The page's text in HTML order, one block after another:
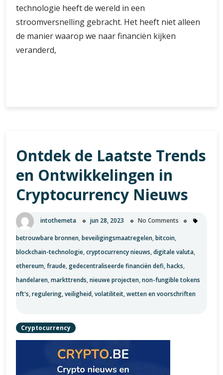
technologie heeft de wereld in een
stroomversnelling gebracht. Het heeft niet alleen
de manier waarop we naar financiën kijken
veranderd,
in
de
Digitale
Ontdek de Laatste Trends
en Ontwikkelingen in
Cryptocurrency Nieuws
intothemeta jun 28, 2023 No Comments
betrouwbare bronnen,beveiligingsmaatregelen,bitcoin,
blockchain-technologie,cryptocurrency nieuws,digitale valuta,
ethereum,fraude,gedecentraliseerde financiën defi,hacks,
handelaren,markttrends,nieuwe projecten,non-fungible tokens
nft's,regulering,veiligheid,volatiliteit,wetten en voorschriften
Cryptocurrency